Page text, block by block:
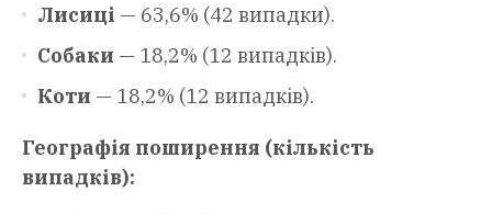
Лисиці — 63,6% (42 випадки).
Собаки — 18,2% (12 випадків).
Коти — 18,2% (12 випадків).
Географія поширення (кількість
випадків):